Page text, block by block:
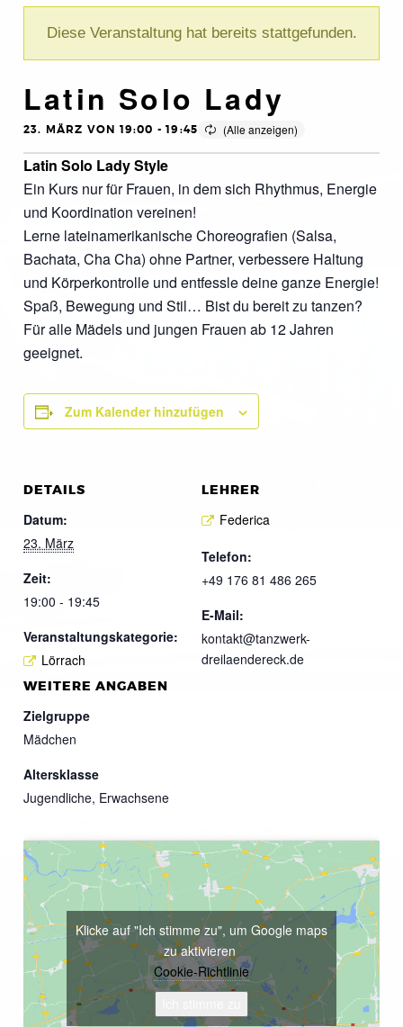
Diese Veranstaltung hat bereits stattgefunden.
Latin Solo Lady
23. MÄRZ VON 19:00 -19:45
Latin Solo Lady Style
Ein Kurs nur für Frauen, in dem sich Rhythmus, Energie
und Koordination vereinen!
Lerne lateinamerikanische Choreografien (Salsa,
Bachata, Cha Cha) ohne Partner, verbessere Haltung
und Körperkontrolle und entfessle deine ganze Energie!
Spaß, Bewegung und Stil… Bist du bereit zu tanzen?
Für alle Mädels und jungen Frauen ab 12 Jahren
geeignet.
Zum Kalender hinzufügen
DETAILS
Datum:
23. März
Zeit:
19:00 - 19:45
Veranstaltungskategorie:
Lörrach
LEHRER
Federica
Telefon:
+49 176 81 486 265
E-Mail:
kontakt@tanzwerk-
dreilaendereck.de
WEITERE ANGABEN
Zielgruppe
Mädchen
Altersklasse
Jugendliche, Erwachsene
Klicke auf "Ich stimme zu", um Google maps
zu aktivieren
Cookie-Richtlinie